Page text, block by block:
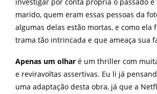
marido, quem eram essas pessoas da
algumas delas estão mortas, e como ela
trama tão intrincada e que ameaça sua
Apenas um olhar é um thriller com
e reviravoltas assertivas. Eu li já
uma adaptação desta obra, já que a